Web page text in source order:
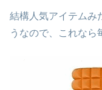
結構人気アイテムみ
うなので、これなら